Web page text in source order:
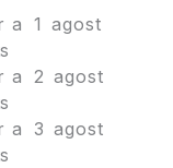
a 1 agost
a
2 agost
a 3 agost